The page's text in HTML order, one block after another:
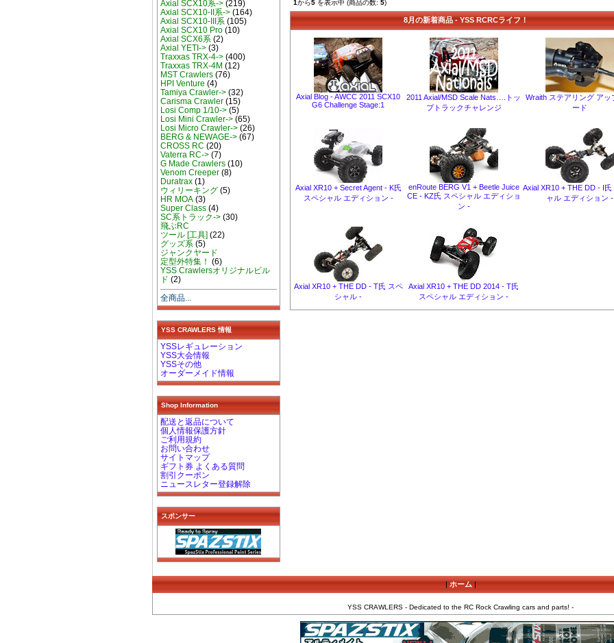
Axial SCX10系->(219)
Axial SCX10-II系->(164)
Axial SCX10-III系(105)
Axial SCX10 Pro(10)
Axial SCX6系(2)
Axial YETI->(3)
Traxxas TRX-4->(400)
Traxxas TRX-4M (12)
MST Crawlers(76)
HPI Venture (4)
Tamiya Crawler->(32)
Carisma Crawler(15)
Losi Comp 1/10->(5)
Losi Mini Crawler->(65)
Losi Micro Crawler->(26)
BERG & NEWAGE->(67)
CROSS RC (20)
Vaterra RC->(7)
G Made Crawlers(10)
Venom Creeper(8)
Duratrax(1)
ウィリーキング(5)
HR MOA(3)
Super Class(4)
SC系トラック->(30)
飛ぶRC
ツール [工具] (22)
グッズ系(5)
ジャンクヤード
定型外特集！ (6)
YSS Crawlersオリジナルビル
ド (2)
全商品...
YSS CRAWLERS 情報
YSSレギュレーション
YSS大会情報
YSSその他
オーダーメイド情報
Shop Information
配送と返品について
個人情報保護方針
ご利用規約
お問い合わせ
サイトマップ
ギフト券 よくある質問
割引クーポン
ニュースレター登録解除
スポンサー
1から5を表示中 (商品の数: 5)
8月の新着商品 - YSS RCRCライフ！
Axial Blog - AWCC 2011 SCX10
G6 Challenge Stage:1
2011 Axial/MSD Scale Nats….トッ
プトラックチャレンジ
Wraith ステアリング アッ
ード
Axial XR10 + Secret Agent - K氏
スペシャル エディション -
enRoute BERG V1 + Beetle Juice
CE - KZ氏 スペシャル エディショ
ン -
Axial XR10 + THE DD - I氏
ャル エディション -
Axial XR10 + THE DD - T氏 スペ
シャル -
Axial XR10 + THE DD 2014 - T氏
スペシャル エディション -
| ホーム |
YSS CRAWLERS - Dedicated to the RC Rock Crawling cars and parts! -